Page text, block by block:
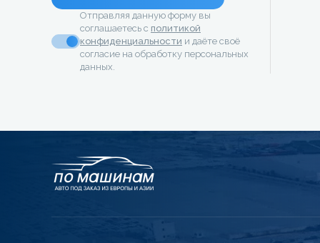
Отправляя данную форму вы
соглашаетесь с политикой
конфиденциальности и даёте своё
согласие на обработку персональных
данных.